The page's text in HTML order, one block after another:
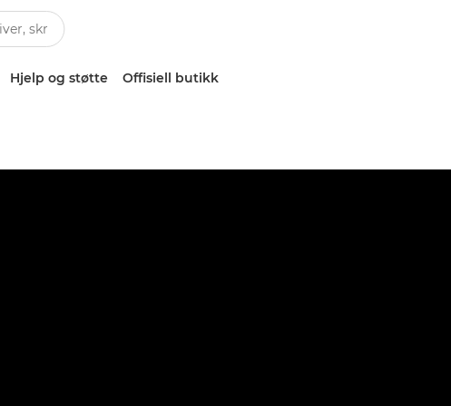
Hjelp og støtte Offisiell butikk